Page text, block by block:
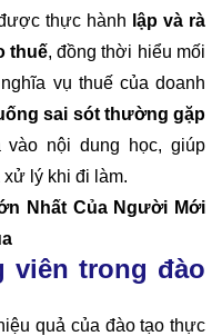
thực hành lập và rà
thuế, đồng thời hiểu mối
vụ thuế của doanh
sai sót thường gặp
nội dung học, giúp
lý khi đi làm.
Nhất Của Người Mới
viên trong đào
quả của đào tạo thực